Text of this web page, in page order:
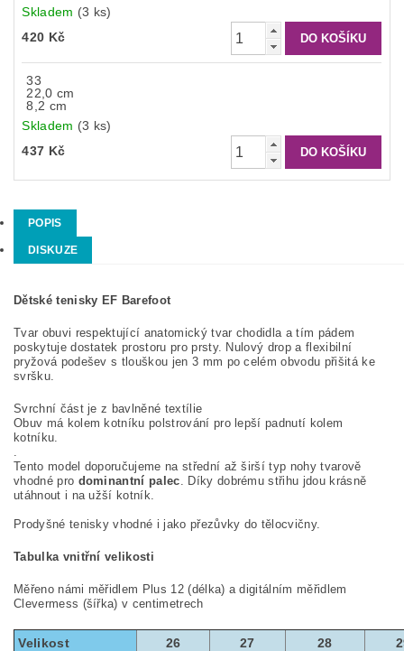
Skladem (3 ks)
420 Kč
33
22,0 cm
8,2 cm
Skladem (3 ks)
437 Kč
POPIS
DISKUZE
Dětské tenisky EF Barefoot
Tvar obuvi respektující anatomický tvar chodidla a tím pádem
poskytuje dostatek prostoru pro prsty. Nulový drop a flexibilní
pryžová podešev s tlouškou jen 3 mm po celém obvodu přišitá ke
svršku.
Svrchní část je z bavlněné textílie
Obuv má kolem kotníku polstrování pro lepší padnutí kolem
kotníku.
Tento model doporučujeme na střední až širší typ nohy tvarově
vhodné pro dominantní palec . Díky dobrému střihu jdou krásně
utáhnout i na užší kotník.
Prodyšné tenisky vhodné i jako přezůvky do tělocvičny.
Tabulka vnitřní velikosti
Měřeno námi měřidlem Plus 12 (délka) a digitálním měřidlem
Clevermess (šířka) v centimetrech
Velikost 26 27 28